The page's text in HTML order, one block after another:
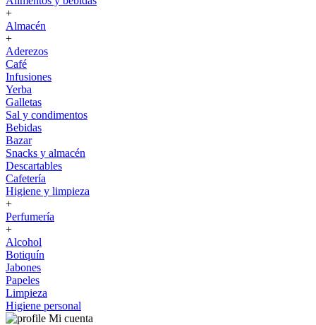
+
Almacén
+
Aderezos
Café
Infusiones
Yerba
Galletas
Sal y condimentos
Bebidas
Bazar
Snacks y almacén
Descartables
Cafetería
Higiene y limpieza
+
Perfumería
+
Alcohol
Botiquín
Jabones
Papeles
Limpieza
Higiene personal
Mi cuenta